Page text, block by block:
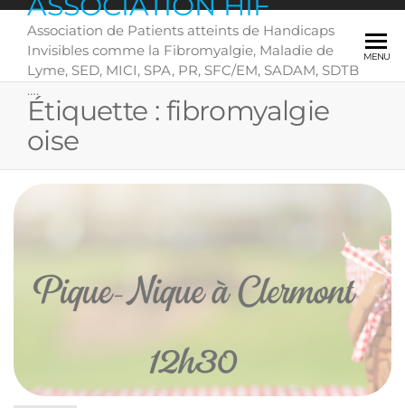
Skip
content
Association de Patients atteints de Handicaps
Invisibles comme la Fibromyalgie, Maladie de
Lyme, SED, MICI, SPA, PR, SFC/EM, SADAM, SDTB
….
MENU
Étiquette : fibromyalgie
oise